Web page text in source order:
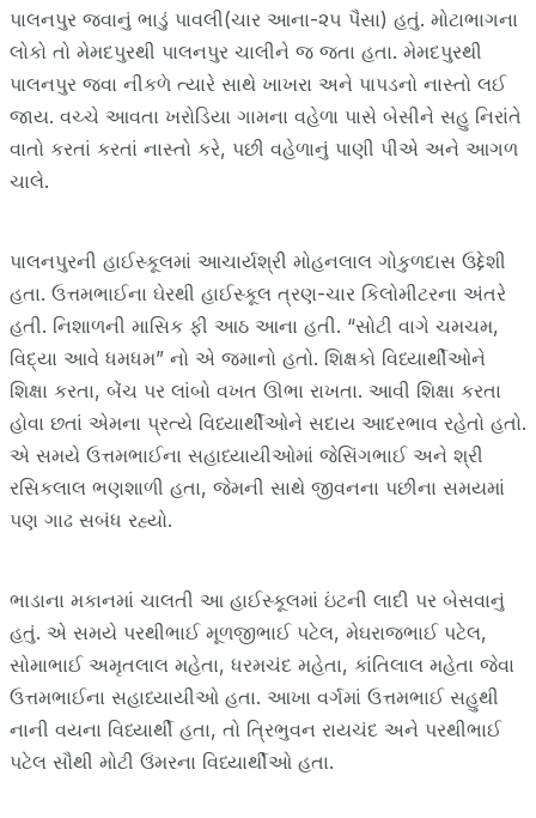
પાલનપુર જવાનું ભાડું પાવલી(ચાર આના-૨૫ પૈસા) હતું. મોટાભાગના
લોકો તો મેમદપુરથી પાલનપુર ચાલીને જ જતા હતા. મેમદપુરથી
પાલનપુર જવા નીકળે ત્યારે સાથે ખાખરા અને પાપડનો નાસ્તો લઈ
જાય. વચ્ચે આવતા ખરોડિયા ગામના વહેળા પાસે બેસીને સહુ નિરાંતે
વાતો કરતાં કરતાં નાસ્તો કરે, પછી વહેળાનું પાણી પીએ અને આગળ
ચાલે.
પાલનપુરની હાઈસ્કૂલમાં આચાર્યશ્રી મોહનલાલ ગોકુળદાસ ઉદ્દેશી
હતા. ઉત્તમભાઈના ઘેરથી હાઈસ્કૂલ ત્રણ-ચાર કિલોમીટરના અંતરે
હતી. નિશાળની માસિક ફી આઠ આના હતી. “સોટી વાગે ચમચમ,
વિદ્યા આવે ધમધમ” નો એ જમાનો હતો. શિક્ષકો વિધ્યાર્થીઓને
શિક્ષા કરતા, બેંચ પર લાંબો વખત ઊભા રાખતા. આવી શિક્ષા કરતા
હોવા છતાં એમના પ્રત્યે વિધ્યાર્થીઓને સદાય આદરભાવ રહેતો હતો.
એ સમયે ઉત્તમભાઈના સહાધ્યાયીઓમાં જેસિંગભાઈ અને શ્રી
રસિકલાલ ભણશાળી હતા, જેમની સાથે જીવનના પછીના સમયમાં
પણ ગાઢ સબંધ રહ્યો.
ભાડાના મકાનમાં ચાલતી આ હાઈસ્કૂલમાં ઇંટની લાદી પર બેસવાનું
હતું. એ સમયે પરથીભાઈ મૂળજીભાઈ પટેલ, મેઘરાજભાઈ પટેલ,
સોમાભાઈ અમૃતલાલ મહેતા, ધરમચંદ મહેતા, કાંતિલાલ મહેતા જેવા
ઉત્તમભાઈના સહાધ્યાયીઓ હતા. આખા વર્ગમાં ઉત્તમભાઈ સહુથી
નાની વયના વિધ્યાર્થી હતા, તો ત્રિભુવન રાયચંદ અને પરથીભાઈ
પટેલ સૌથી મોટી ઉંમરના વિધ્યાર્થીઓ હતા.